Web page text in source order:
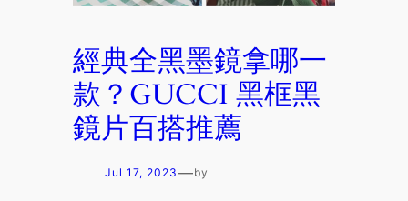
經典全黑墨鏡拿哪一
款？GUCCI 黑框黑
鏡片百搭推薦
Jul 17, 2023—by